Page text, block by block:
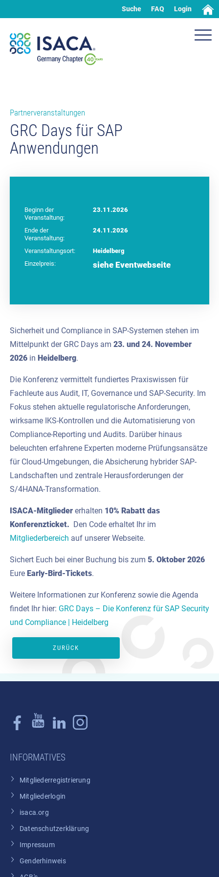
Suche FAQ Login
Partnerveranstaltungen
GRC Days für SAP
Anwendungen
Beginn der
Veranstaltung:
23.11.2026
Ende der
Veranstaltung:
24.11.2026
Veranstaltungsort:
Heidelberg
Einzelpreis:
siehe Eventwebseite
Sicherheit und Compliance in SAP-Systemen stehen im
Mittelpunkt der GRC Days am 23. und 24. November
2026 in Heidelberg.
Die Konferenz vermittelt fundiertes Praxiswissen für
Fachleute aus Audit, IT, Governance und SAP-Security. Im
Fokus stehen aktuelle regulatorische Anforderungen,
wirksame IKS-Kontrollen und die Automatisierung von
Compliance-Reporting und Audits. Darüber hinaus
beleuchten erfahrene Experten moderne Prüfungsansätze
für Cloud-Umgebungen, die Absicherung hybrider SAP-
Landschaften und zentrale Herausforderungen der
S/4HANA-Transformation.
ISACA-Mitglieder erhalten 10% Rabatt das
Konferenzticket. Den Code erhaltet Ihr im
Mitgliederbereich auf unserer Webseite.
Sichert Euch bei einer Buchung bis zum 5. Oktober 2026
Eure Early-Bird-Tickets.
Weitere Informationen zur Konferenz sowie die Agenda
findet Ihr hier: GRC Days – Die Konferenz für SAP Security
und Compliance | Heidelberg
ZURÜCK
INFORMATIVES
Mitgliederregistrierung
Mitgliederlogin
isaca.org
Datenschutzerklärung
Impressum
Genderhinweis